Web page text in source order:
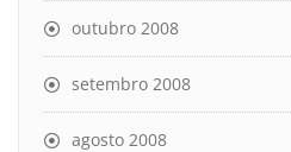
outubro 2008
setembro 2008
agosto 2008